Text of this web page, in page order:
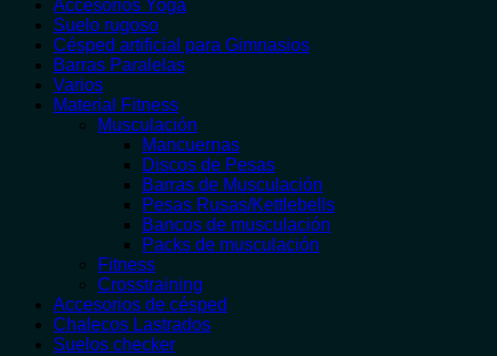
Accesorios Yoga
Suelo rugoso
Césped artificial para Gimnasios
Barras Paralelas
Varios
Material Fitness
Musculación
Mancuernas
Discos de Pesas
Barras de Musculación
Pesas Rusas/Kettlebells
Bancos de musculación
Packs de musculación
Fitness
Crosstraining
Accesorios de césped
Chalecos Lastrados
Suelos checker